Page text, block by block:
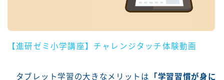
【進研ゼミ小学講座】チャレンジタッチ体験動画
タブレット学習の大きなメリットは 「学習習慣が身に